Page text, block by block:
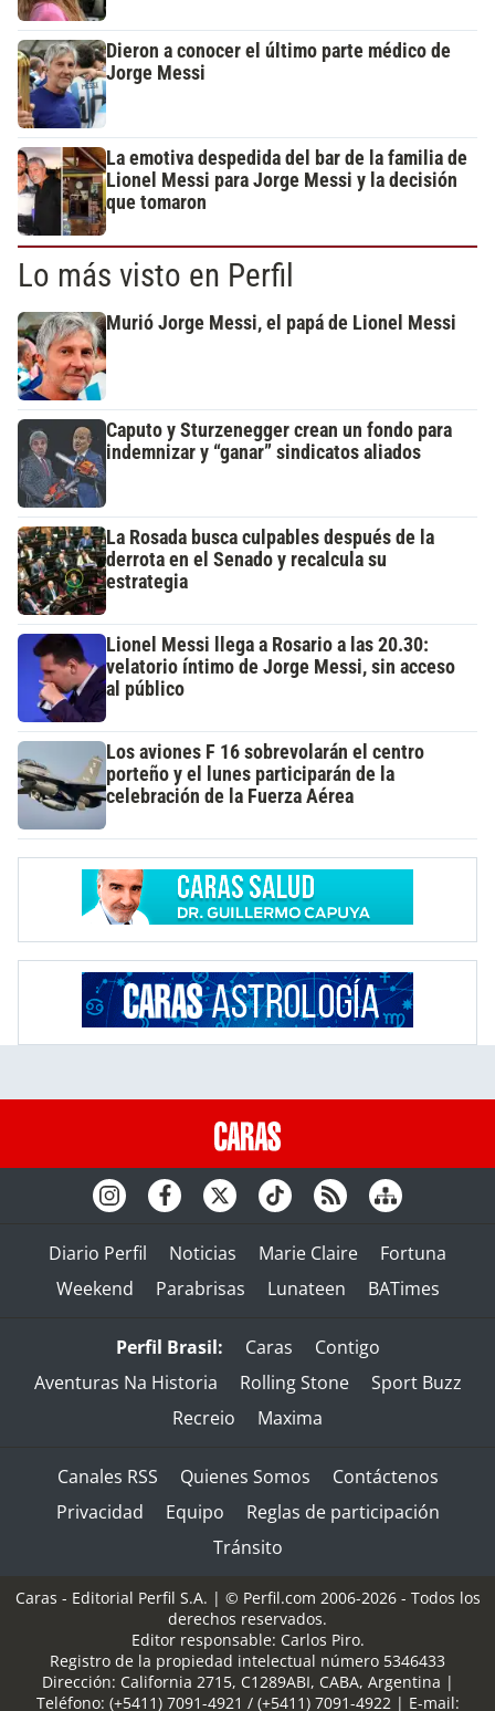
Dieron a conocer el último parte médico de
Jorge Messi
La emotiva despedida del bar de la familia de
Lionel Messi para Jorge Messi y la decisión
que tomaron
Lo más visto en Perfil
Murió Jorge Messi, el papá de Lionel Messi
Caputo y Sturzenegger crean un fondo para
indemnizar y “ganar” sindicatos aliados
La Rosada busca culpables después de la
derrota en el Senado y recalcula su
estrategia
Lionel Messi llega a Rosario a las 20.30:
velatorio íntimo de Jorge Messi, sin acceso
al público
Los aviones F 16 sobrevolarán el centro
porteño y el lunes participarán de la
celebración de la Fuerza Aérea
Diario Perfil Noticias Marie Claire
Fortuna
Weekend
Parabrisas Lunateen BATimes
Perfil Brasil: Caras
Contigo
Aventuras Na Historia
Rolling Stone
Sport Buzz
Recreio
Maxima
Canales RSS Quienes Somos
Contáctenos
Privacidad
Equipo
Reglas de participación
Tránsito
Caras - Editorial Perfil S.A. | © Perfil.com 2006-2026 - Todos los
derechos reservados.
Editor responsable: Carlos Piro.
Registro de la propiedad intelectual número 5346433
Dirección: California 2715, C1289ABI, CABA, Argentina |
Teléfono: (+5411) 7091-4921 / (+5411) 7091-4922 | E-mail: